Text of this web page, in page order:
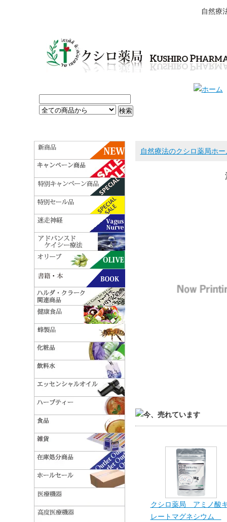
自然療
自然療法のクシロ薬局ホー
クシロ薬局 アミノ酸
レートマグネシウム